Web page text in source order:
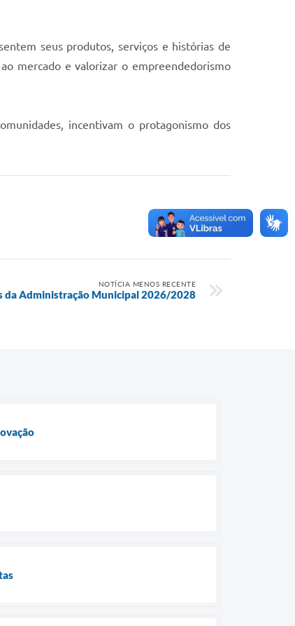
seus produtos, serviços e histórias de
mercado e valorizar o empreendedorismo
incentivam o protagonismo dos
NOTÍCIA MENOS RECENTE
da Administração Municipal 2026/2028